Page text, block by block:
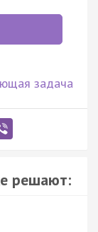
задача
решают: